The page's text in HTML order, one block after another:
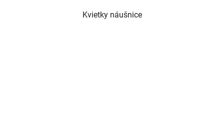
Kvietky náušnice